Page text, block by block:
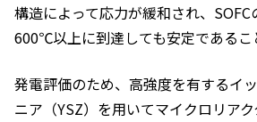
構造によって応力が緩和され、
600℃以上に到達しても安定であるこ
発電評価のため、高強度を有するイ
ニア（YSZ）を用いてマイクロリア